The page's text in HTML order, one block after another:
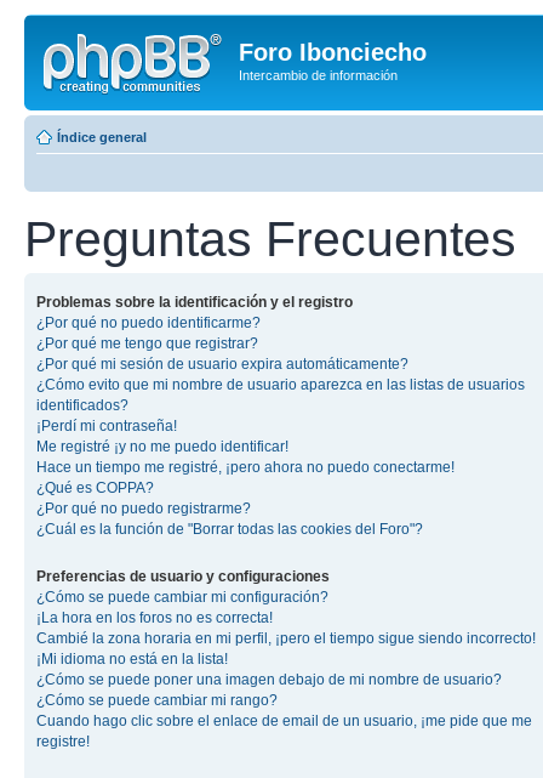
Foro Ibonciecho
Intercambio de información
Índice general
Preguntas Frecuentes
Problemas sobre la identificación y el registro
¿Por qué no puedo identificarme?
¿Por qué me tengo que registrar?
¿Por qué mi sesión de usuario expira automáticamente?
¿Cómo evito que mi nombre de usuario aparezca en las listas de usuarios
identificados?
¡Perdí mi contraseña!
Me registré ¡y no me puedo identificar!
Hace un tiempo me registré, ¡pero ahora no puedo conectarme!
¿Qué es COPPA?
¿Por qué no puedo registrarme?
¿Cuál es la función de "Borrar todas las cookies del Foro"?
Preferencias de usuario y configuraciones
¿Cómo se puede cambiar mi configuración?
¡La hora en los foros no es correcta!
Cambié la zona horaria en mi perfil, ¡pero el tiempo sigue siendo incorrecto!
¡Mi idioma no está en la lista!
¿Cómo se puede poner una imagen debajo de mi nombre de usuario?
¿Cómo se puede cambiar mi rango?
Cuando hago clic sobre el enlace de email de un usuario, ¡me pide que me
registre!